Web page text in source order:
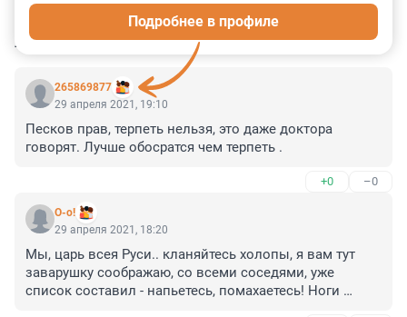
КОММЕНТАРИИ 70
265869877
Подробнее в профиле
29 апреля 2021, 19:10
Песков прав, терпеть нельзя, это даже доктора
говорят. Лучше обосратся чем терпеть .
+0 –0
O-o!
29 апреля 2021, 18:20
Мы, царь всея Руси.. кланяйтесь холопы, я вам тут
заварушку соображаю, со всеми соседями, уже
список составил - напьетесь, помахаетесь! Ноги